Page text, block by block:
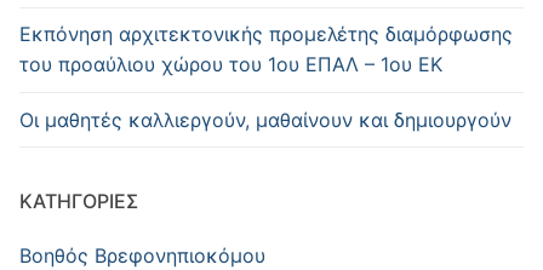
Εκπόνηση αρχιτεκτονικής προμελέτης διαμόρφωσης
του προαύλιου χώρου του 1ου ΕΠΑΛ – 1ου ΕΚ
Οι μαθητές καλλιεργούν, μαθαίνουν και δημιουργούν
KΑΤΗΓΟΡΊΕΣ
Βοηθός Βρεφονηπιοκόμου